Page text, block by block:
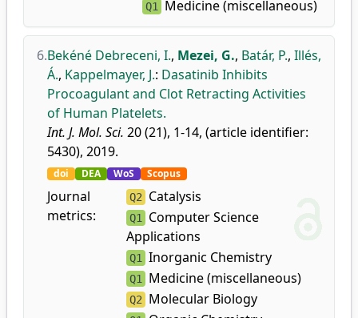
Q1 Medicine (miscellaneous)
6.Bekéné Debreceni, I., Mezei, G., Batár, P., Illés,
Á., Kappelmayer, J.: Dasatinib Inhibits
Procoagulant and Clot Retracting Activities
of Human Platelets.
Int. J. Mol. Sci. 20 (21), 1-14, (article identifier:
5430), 2019.
doi DEA WoS Scopus
Journal
metrics:
Q2 Catalysis
Q1
Computer Science
Applications
Q1 Inorganic Chemistry
Q1 Medicine (miscellaneous)
Q2 Molecular Biology